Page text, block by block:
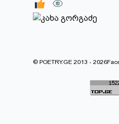
© POETRY.GE 2013 - 2026